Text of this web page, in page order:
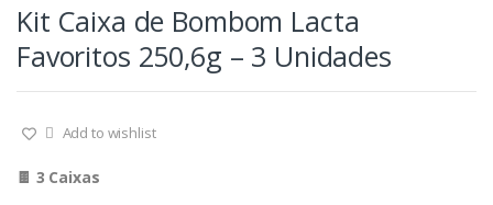
Kit Caixa de Bombom Lacta
Favoritos 250,6g – 3 Unidades
Add to wishlist
🍫 3 Caixas